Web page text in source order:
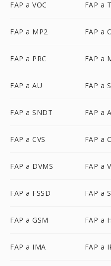
FAP a VOC FAP a
FAP a MP2 FAP a
FAP a PRC FAP a
FAP a AU FAP a
FAP a SNDT FAP a
FAP a CVS FAP a
FAP a DVMS FAP a
FAP a FSSD FAP a
FAP a GSM FAP a
FAP a IMA FAP a